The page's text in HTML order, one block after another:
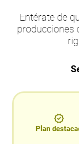
Entérate de
producciones
Plan